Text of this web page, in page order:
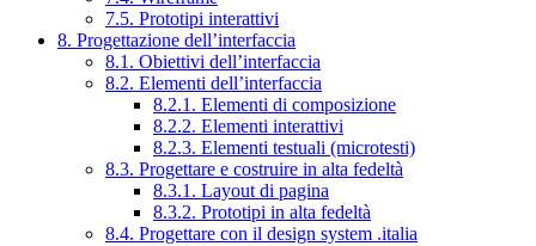
7.5. Prototipi interattivi
8. Progettazione dell’interfaccia
8.1. Obiettivi dell’interfaccia
8.2. Elementi dell’interfaccia
8.2.1. Elementi di composizione
8.2.2. Elementi interattivi
8.2.3. Elementi testuali (microtesti)
8.3. Progettare e costruire in alta fedeltà
8.3.1. Layout di pagina
8.3.2. Prototipi in alta fedeltà
8.4. Progettare con il design system .italia